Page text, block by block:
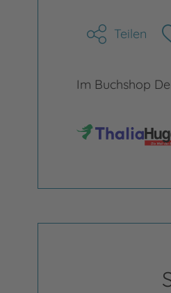
Teilen
Im Buchshop